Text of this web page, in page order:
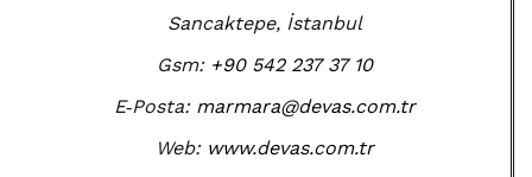
Sancaktepe, İstanbul
Gsm: +90 542 237 37 10
E‑Posta: marmara@devas.com.tr
Web: www.devas.com.tr